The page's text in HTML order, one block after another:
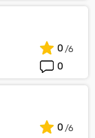
0
0
0